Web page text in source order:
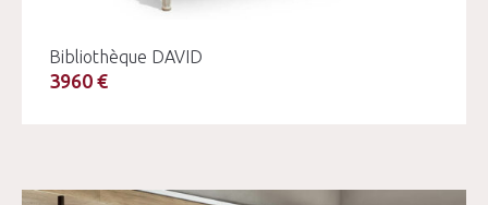
Bibliothèque DAVID
3960 €